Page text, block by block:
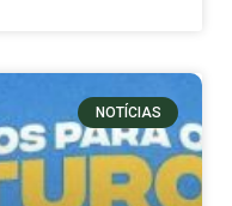
NOTÍCIAS